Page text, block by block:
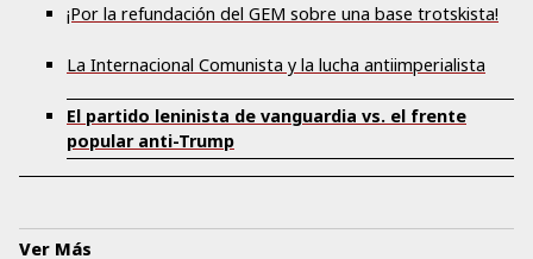
¡Por la refundación del GEM sobre una base trotskista!
La Internacional Comunista y la lucha antiimperialista
El partido leninista de vanguardia vs. el frente
popular anti-Trump
Ver Más